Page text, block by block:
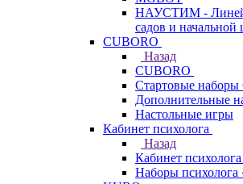
НАУСТИМ -
садов и
CUBORO
Назад
CUBORO
Стартовые
Дополнительные
Настольные игры
Кабинет психолога
Назад
Кабинет психолога
Наборы психолога